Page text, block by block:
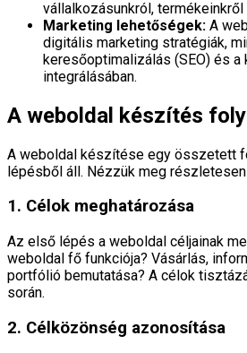
vállalkozásunkról,
Marketing lehetőségek: A
digitális marketing stratégiák,
keresőoptimalizálás (SEO) és
integrálásában.
A weboldal készítés
A weboldal készítése egy összetett
lépésből áll. Nézzük meg
1. Célok meghatározása
Az első lépés a weboldal céljainak
weboldal fő funkciója? Vásárlás,
portfólió bemutatása? A célok
során.
2. Célközönség azonosítása